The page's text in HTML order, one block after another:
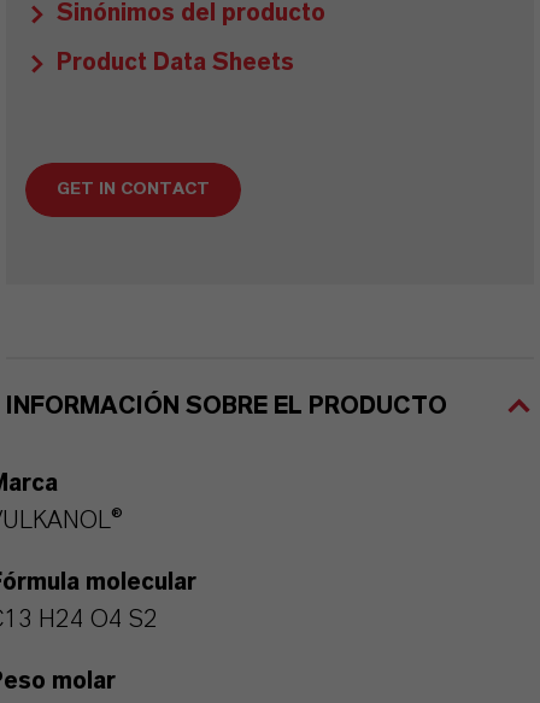
Sinónimos del producto
Product Data Sheets
GET IN CONTACT
INFORMACIÓN SOBRE EL PRODUCTO
molecular
H24 O4 S2
molar